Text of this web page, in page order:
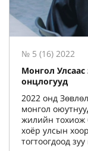
№ 5 (16) 2022
Монгол Улсаас
онцлогууд
2022 онд
монгол
жилийн тохиож
хоёр улсын
тогтоогдоод